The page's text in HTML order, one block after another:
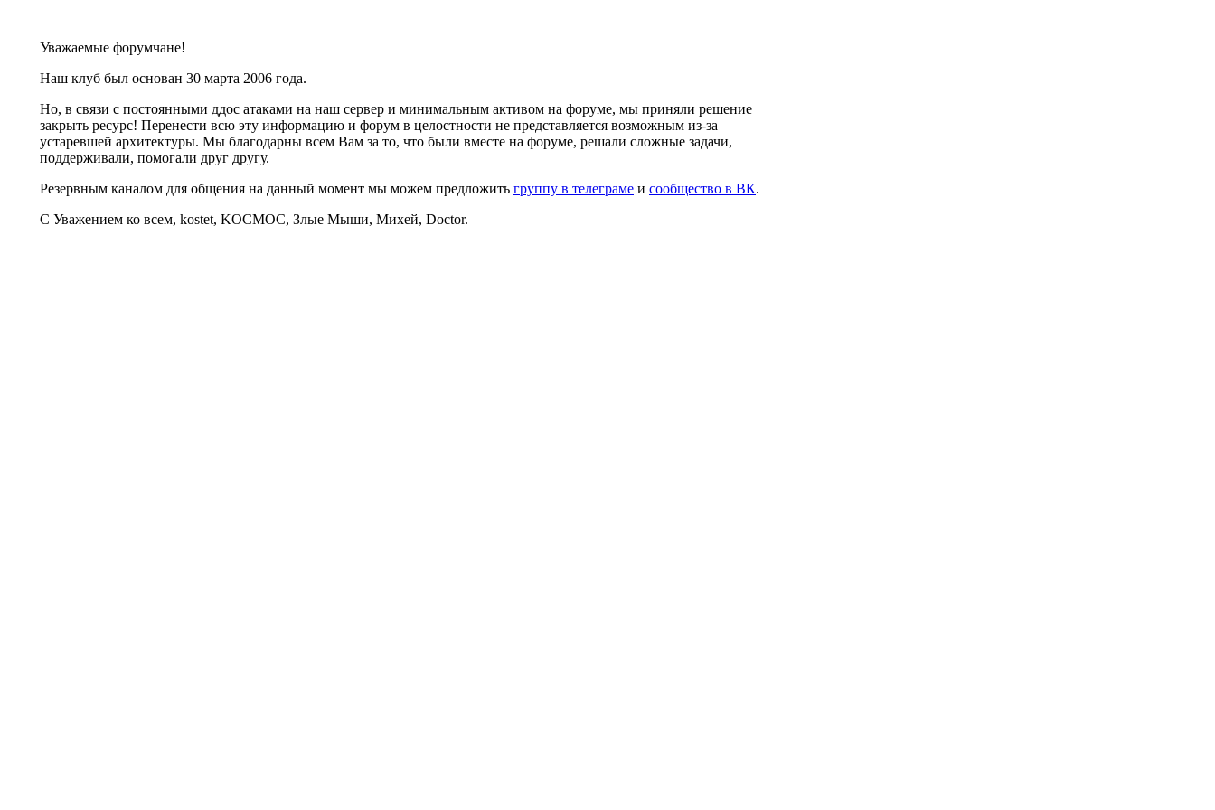
Уважаемые форумчане!
Наш клуб был основан 30 марта 2006 года.
Но, в связи с постоянными ддос атаками на наш сервер и минимальным активом на форуме, мы приняли решение
закрыть ресурс! Перенести всю эту информацию и форум в целостности не представляется возможным из-за
устаревшей архитектуры. Мы благодарны всем Вам за то, что были вместе на форуме, решали сложные задачи,
поддерживали, помогали друг другу.
Резервным каналом для общения на данный момент мы можем предложить группу в телеграме и сообщество в ВК.
С Уважением ко всем, kostet, KOCMOC, Злые Мыши, Михей, Doctor.